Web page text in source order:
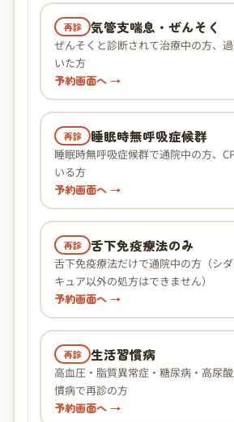
再診 気管支喘息・ぜんそく
ぜんそくと診断されて治療中の方、
いた方
予約画面へ →
再診 睡眠時無呼吸症候群
睡眠時無呼吸症候群で通院中の方、
いる方
予約画面へ →
再診 舌下免疫療法のみ
舌下免疫療法だけで通院中の方（シ
キュア以外の処方はできません）
予約画面へ →
再診 生活習慣病
高血圧・脂質異常症・糖尿病・高尿
慣病で再診の方
予約画面へ →